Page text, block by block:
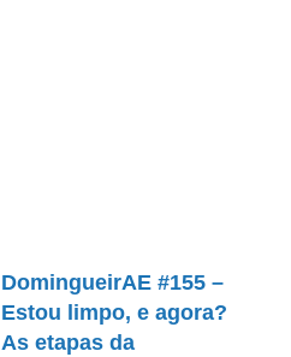
DomingueirAE #155 –
Estou limpo, e agora?
As etapas da